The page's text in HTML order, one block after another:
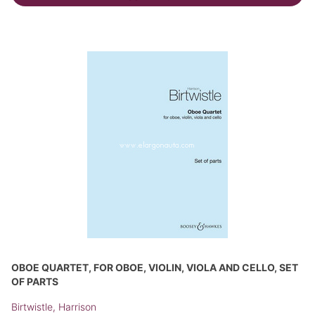
OBOE QUARTET, FOR OBOE, VIOLIN, VIOLA AND CELLO, SET
OF PARTS
Birtwistle, Harrison